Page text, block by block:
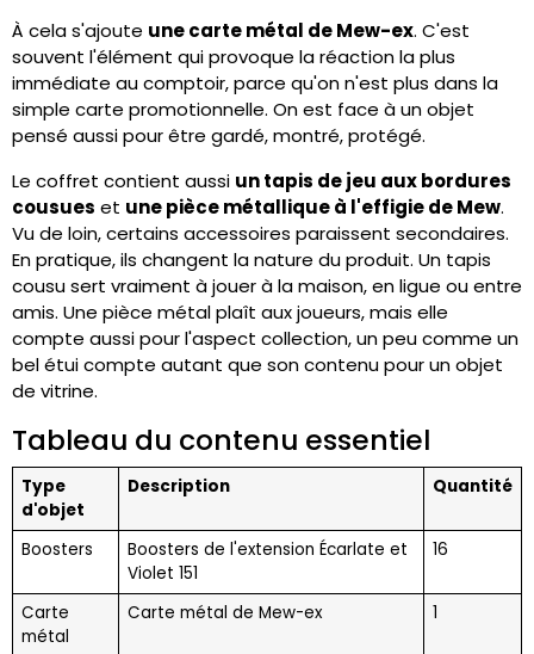
À cela s'ajoute une carte métal de Mew-ex. C'est
souvent l'élément qui provoque la réaction la plus
immédiate au comptoir, parce qu'on n'est plus dans la
simple carte promotionnelle. On est face à un objet
pensé aussi pour être gardé, montré, protégé.
Le coffret contient aussi un tapis de jeu aux bordures
cousues et une pièce métallique à l'effigie de Mew.
Vu de loin, certains accessoires paraissent secondaires.
En pratique, ils changent la nature du produit. Un tapis
cousu sert vraiment à jouer à la maison, en ligue ou entre
amis. Une pièce métal plaît aux joueurs, mais elle
compte aussi pour l'aspect collection, un peu comme un
bel étui compte autant que son contenu pour un objet
de vitrine.
Tableau du contenu essentiel
Type
d'objet
Description Quantité
Boosters
Boosters de l'extension Écarlate et
Violet 151
16
Carte
métal
Carte métal de Mew-ex 1